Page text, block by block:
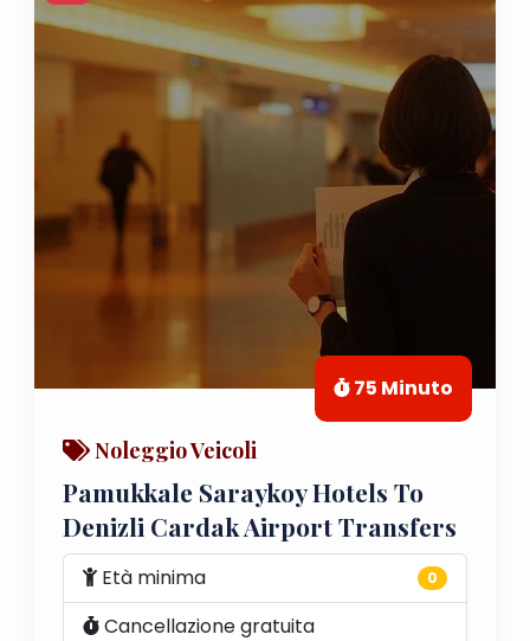
75 Minuto
Noleggio Veicoli
Pamukkale Saraykoy Hotels To
Denizli Cardak Airport Transfers
Età minima 0
Cancellazione gratuita